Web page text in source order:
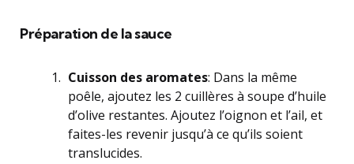
Préparation de la sauce
Cuisson des aromates: Dans la même
poêle, ajoutez les 2 cuillères à soupe d’huile
d’olive restantes. Ajoutez l’oignon et l’ail, et
faites-les revenir jusqu’à ce qu’ils soient
translucides.